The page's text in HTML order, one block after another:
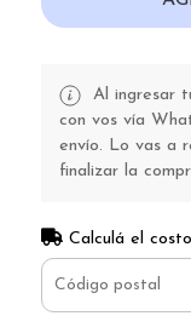
Al ingresar
con vos vía
envío. Lo vas a
finalizar la
Calculá el